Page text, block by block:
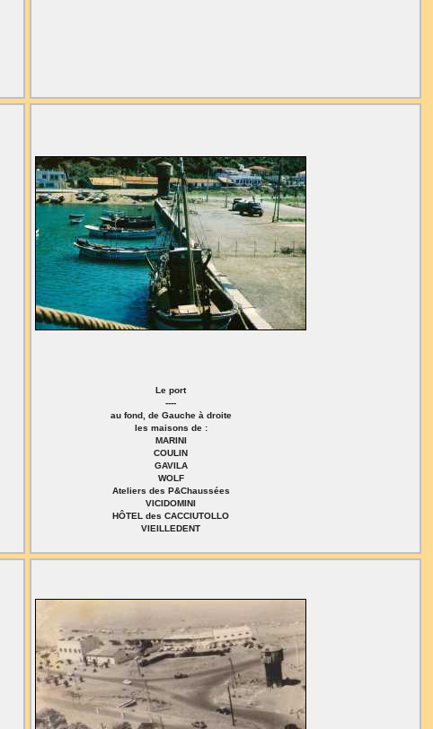
Le port
----
au fond, de Gauche à droite
les maisons de :
MARINI
COULIN
GAVILA
WOLF
Ateliers des P&Chaussées
VICIDOMINI
HÔTEL des CACCIUTOLLO
VIEILLEDENT